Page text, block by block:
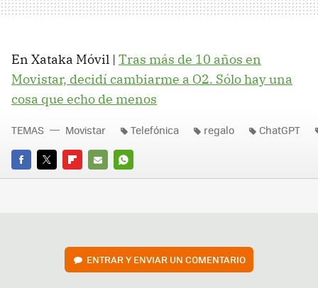
En Xataka Móvil | Tras más de 10 años en
Movistar, decidí cambiarme a O2. Sólo hay una
cosa que echo de menos
FACEBOOK
TWITTERFLIPBOARD
E-
WHATSAPP
TEMAS Movistar Telefónica regalo ChatGPT
ENTRAR Y ENVIAR UN COMENTARIO